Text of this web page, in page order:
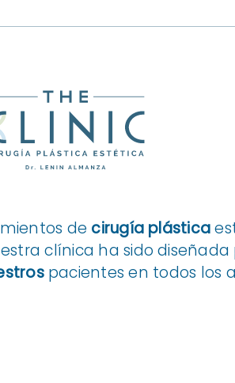
de cirugía plástica
clínica ha sido
pacientes en todos los